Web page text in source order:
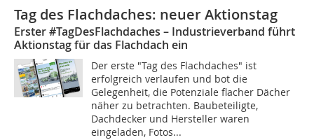
Tag des Flachdaches: neuer Aktionstag
Erster #TagDesFlachdaches – Industrieverband führt
Aktionstag für das Flachdach ein
Der erste "Tag des Flachdaches" ist
erfolgreich verlaufen und bot die
Gelegenheit, die Potenziale flacher Dächer
näher zu betrachten. Baubeteiligte,
Dachdecker und Hersteller waren
eingeladen, Fotos...